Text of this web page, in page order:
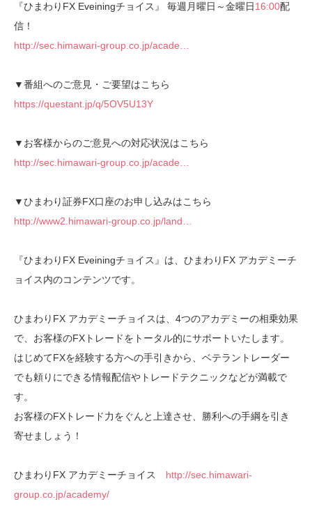
『ひまわりFX Eveiningチョイス』 毎週月曜日～金曜日16:00配
信！
http://sec.himawari-group.co.jp/acade…
▼番組へのご意見・ご要望はこちら
https://questant.jp/q/5OV5U13Y
▼お客様からのご意見への対応状況はこちら
http://sec.himawari-group.co.jp/acade…
▼ひまわり証券FX口座のお申し込みはこちら
http://www2.himawari-group.co.jp/land…
『ひまわりFX Eveiningチョイス』は、ひまわりFX アカデミーチ
ョイス内のコンテンツです。
ひまわりFX アカデミーチョイスは、4つのアカデミーの相乗効果
で、お客様のFXトレードをトータル的にサポートいたします。
はじめてFXを経験する方への手引きから、ベテラントレーダー
でも頼りにできる情報配信やトレードテクニックなどが満載で
す。
お客様のFXトレード力をぐんと上達させ、勝利への手綱を引き
寄せましょう！
ひまわりFX アカデミーチョイス http://sec.himawari-
group.co.jp/academy/